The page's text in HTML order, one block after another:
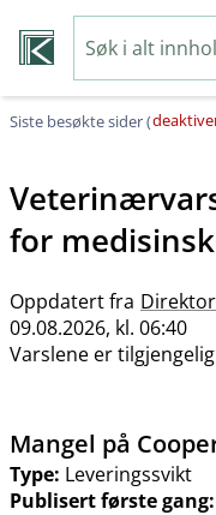
Siste besøkte sider (
for
Oppdatert fra
09.08.2026, kl. 06:40
Varslene er
Mangel på
Type: Leveringssvikt
Publisert første gang: